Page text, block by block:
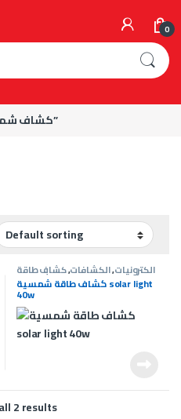
0
Products tagged “كشاف شمس”
الكترونيات,الكشافات,كشاف طاقة
شمسية
كشاف طاقة شمسية solar light
40w
2 results